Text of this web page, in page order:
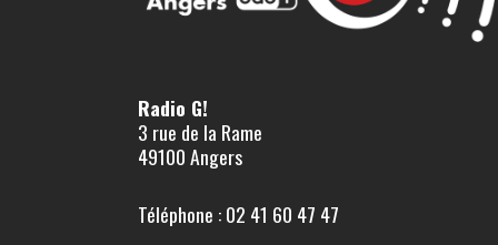
Radio G!
3 rue de la Rame
49100 Angers
Téléphone : 02 41 60 47 47